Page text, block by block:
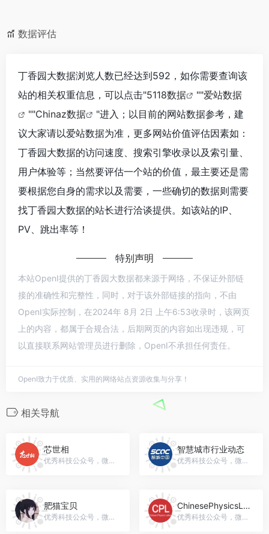
数据评估
丁香园大数据浏览人数已经达到592，如你需要查询该
站的相关权重信息，可以点击"5118数据 ""爱站数据
""Chinaz数据
"进入；以目前的网站数据参考，建
议大家请以爱站数据为准，更多网站价值评估因素如：
丁香园大数据的访问速度、搜索引擎收录以及索引量、
用户体验等；当然要评估一个站的价值，最主要还是需
要根据您自身的需求以及需要，一些确切的数据则需要
找丁香园大数据的站长进行洽谈提供。如该站的IP、
PV、跳出率等！
特别声明
本站OpenI提供的丁香园大数据都来源于网络，不保证外部链
接的准确性和完整性，同时，对于该外部链接的指向，不由
OpenI实际控制，在2024年 8月 2日 上午6:53收录时，该网页
上的内容，都属于合规合法，后期网页的内容如出现违规，可
以直接联系网站管理员进行删除，OpenI不承担任何责任。
OpenI致力于优质、实用的网络站点资源收集与分享！
相关导航
芯世相
优秀科技公众号，微信号：xinpianlaosiji
智慧城市行业动态
优秀科技公众号，微信号：SmartCityOfChina
肥猫宝贝
优秀科技公众号，微信号：gh_203cce1a8c65
ChinesePhysicsLetters
优秀科技公众号，微信号：gh_52004f148a85